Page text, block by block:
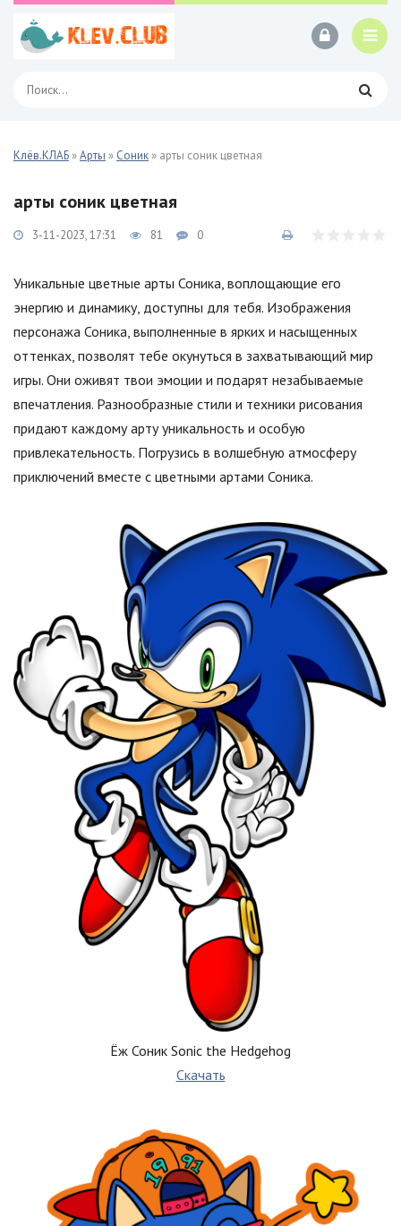
Клёв.КЛАБ »Арты » Соник » арты соник цветная
арты соник цветная
3-11-2023, 17:31 81 0
Уникальные цветные арты Соника, воплощающие его
энергию и динамику, доступны для тебя. Изображения
персонажа Соника, выполненные в ярких и насыщенных
оттенках, позволят тебе окунуться в захватывающий мир
игры. Они оживят твои эмоции и подарят незабываемые
впечатления. Разнообразные стили и техники рисования
придают каждому арту уникальность и особую
привлекательность. Погрузись в волшебную атмосферу
приключений вместе с цветными артами Соника.
Ёж Соник Sonic the Hedgehog
Скачать